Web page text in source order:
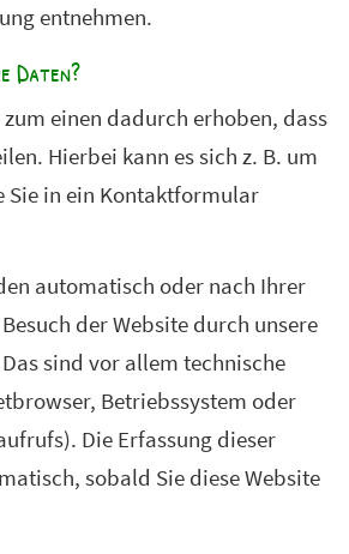
entnehmen.
Daten?
einen dadurch erhoben, dass
Hierbei kann es sich z. B. um
Sie in ein Kontaktformular
automatisch oder nach Ihrer
der Website durch unsere
sind vor allem technische
Betriebssystem oder
Die Erfassung dieser
sobald Sie diese Website